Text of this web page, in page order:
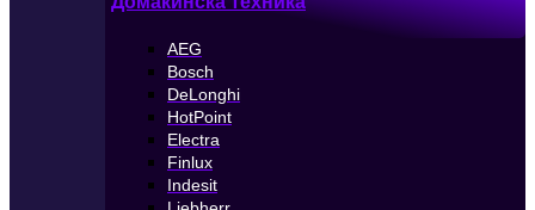
AEG
Bosch
DeLonghi
HotPoint
Electra
Finlux
Indesit